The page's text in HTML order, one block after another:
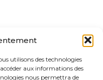
utilisons des technologies
aux informations des
nous permettra de